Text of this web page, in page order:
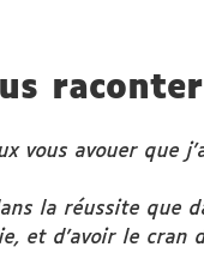
vous avouer que
la réussite que
et d’avoir le cran